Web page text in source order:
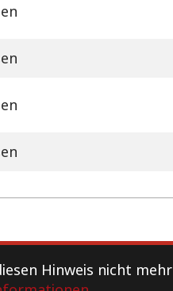
Hinweis nicht mehr